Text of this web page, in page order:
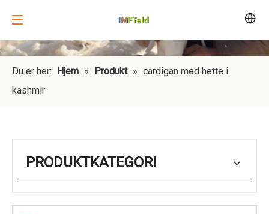
Du er her: Hjem » Produkt » cardigan med hette i
kashmir
PRODUKTKATEGORI